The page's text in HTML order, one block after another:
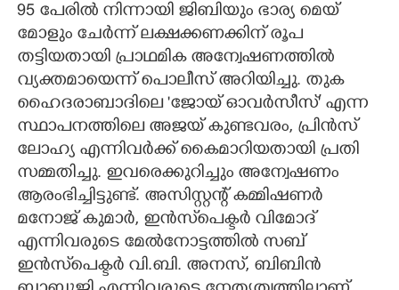
95 പേരിൽ നിന്നായി ജിബിയും ഭാര്യ മെയ്
മോളും ചേർന്ന് ലക്ഷക്കണക്കിന് രൂപ
തട്ടിയതായി പ്രാഥമിക അന്വേഷണത്തിൽ
വ്യക്തമായെന്ന് പൊലീസ് അറിയിച്ചു. തുക
ഹൈദരാബാദിലെ 'ജോയ് ഓവർസീസ്' എന്ന
സ്ഥാപനത്തിലെ അജയ് കുണ്ടവരം, പ്രിൻസ്
ലോഹ്യ എന്നിവർക്ക് കൈമാറിയതായി പ്രതി
സമ്മതിച്ചു. ഇവരെക്കുറിച്ചും അന്വേഷണം
ആരംഭിച്ചിട്ടുണ്ട്. അസിസ്റ്റന്റ് കമ്മിഷണർ
മനോജ് കുമാർ, ഇൻസ്‌പെക്ടർ വിമോദ്
എന്നിവരുടെ മേൽനോട്ടത്തിൽ സബ്
ഇൻസ്‌പെക്ടർ വി.ബി. അനസ്, ബിബിൻ